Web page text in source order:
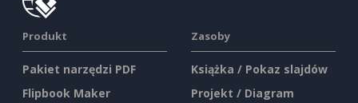
Produkt
Pakiet narzędzi PDF
Flipbook Maker
Zasoby
Książka / Pokaz slajdów
Projekt / Diagram